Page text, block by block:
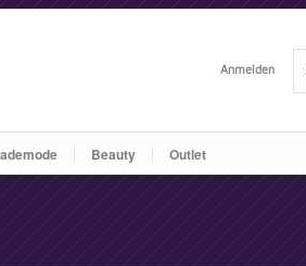
Anmelden
Beauty Outlet